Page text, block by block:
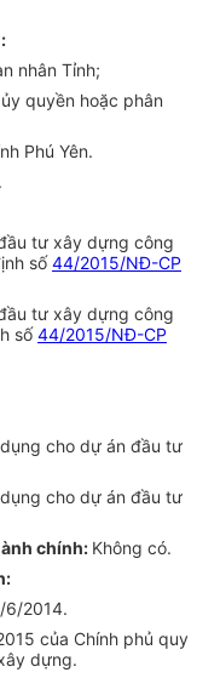
nhân Tỉnh;
quyền hoặc phân
Phú Yên.
tư xây dựng công
số44/2015/NĐ-CP
tư xây dựng công
số44/2015/NĐ-CP
cho dự án đầu tư
cho dự án đầu tư
chính: Không có.
6/2014.
của Chính phủ quy
dựng.